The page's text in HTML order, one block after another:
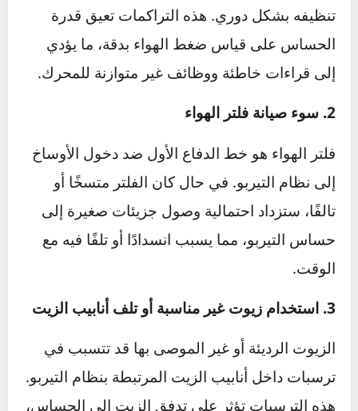
نظام التيربو، وأي ضرر يلحق به يمكن أن يؤثر
بشكل مباشر على أداء السيارة. تتعدد الأسباب التي
قد تؤدي إلى تلف هذا الحساس، ومعرفتها يساعد
في الوقاية من الأعطال وتحسين كفاءة المحرك.
الشوائب الناتجة عن الغبار والملوثات قد تتراكم
على حساس التيربو بمرور الوقت، خاصة إذا لم يتم
تنظيفه بشكل دوري. هذه التراكمات تعيق قدرة
الحساس على قياس ضغط الهواء بدقة، ما يؤدي
إلى قراءات خاطئة ووظائف غير متوازنة للمحرك.
فلتر الهواء هو خط الدفاع الأول ضد دخول الأوساخ